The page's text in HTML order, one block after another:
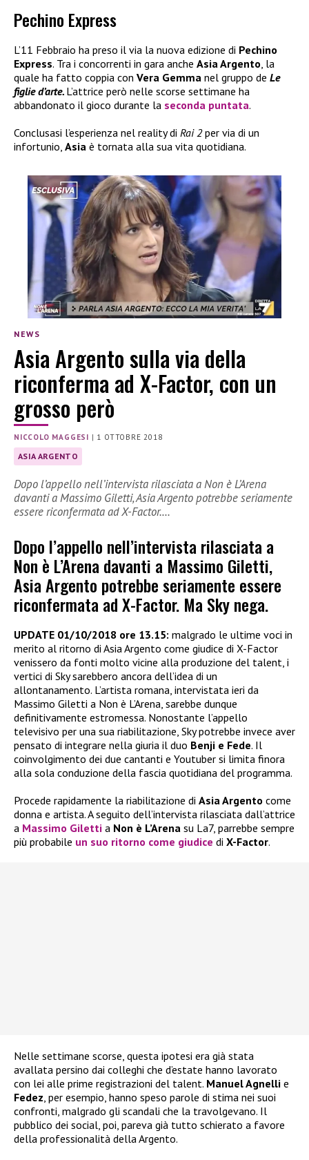
Pechino Express
L’11 Febbraio ha preso il via la nuova edizione di Pechino
Express. Tra i concorrenti in gara anche Asia Argento , la
quale ha fatto coppia con Vera Gemma nel gruppo de Le
figlie d’arte. L’attrice però nelle scorse settimane ha
abbandonato il gioco durante la seconda puntata.
Conclusasi l’esperienza nel reality di Rai 2per via di un
infortunio, Asia è tornata alla sua vita quotidiana.
NEWS
Asia Argento sulla via della
riconferma ad X-Factor, con un
grosso però
NICCOLO MAGGESI | 1 OTTOBRE 2018
ASIA ARGENTO
Dopo l’appello nell’intervista rilasciata a Non è L’Arena
davanti a Massimo Giletti, Asia Argento potrebbe seriamente
essere riconfermata ad X-Factor.…
Dopo l’appello nell’intervista rilasciata a
Non è L’Arena davanti a Massimo Giletti,
Asia Argento potrebbe seriamente essere
riconfermata ad X-Factor. Ma Sky nega.
UPDATE 01/10/2018 ore 13.15: malgrado le ultime voci in
merito al ritorno di Asia Argento come giudice di X-Factor
venissero da fonti molto vicine alla produzione del talent, i
vertici di Sky sarebbero ancora dell’idea di un
allontanamento. L’artista romana, intervistata ieri da
Massimo Giletti a Non è L’Arena, sarebbe dunque
definitivamente estromessa. Nonostante l’appello
televisivo per una sua riabilitazione, Sky potrebbe invece aver
pensato di integrare nella giuria il duo Benji e Fede. Il
coinvolgimento dei due cantanti e Youtuber si limita finora
alla sola conduzione della fascia quotidiana del programma.
Procede rapidamente la riabilitazione di Asia Argento come
donna e artista. A seguito dell’intervista rilasciata dall’attrice
a Massimo Giletti a Non è L’Arena su La7, parrebbe sempre
più probabile un suo ritorno come giudice di X-Factor.
Nelle settimane scorse, questa ipotesi era già stata
avallata persino dai colleghi che d’estate hanno lavorato
con lei alle prime registrazioni del talent. Manuel Agnelli e
Fedez, per esempio, hanno speso parole di stima nei suoi
confronti, malgrado gli scandali che la travolgevano. Il
pubblico dei social, poi, pareva già tutto schierato a favore
della professionalità della Argento.